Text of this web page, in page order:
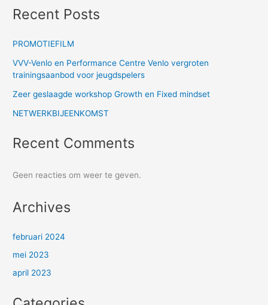
Recent Posts
PROMOTIEFILM
VVV-Venlo en Performance Centre Venlo vergroten
trainingsaanbod voor jeugdspelers
Zeer geslaagde workshop Growth en Fixed mindset
NETWERKBIJEENKOMST
Recent Comments
Geen reacties om weer te geven.
Archives
februari 2024
mei 2023
april 2023